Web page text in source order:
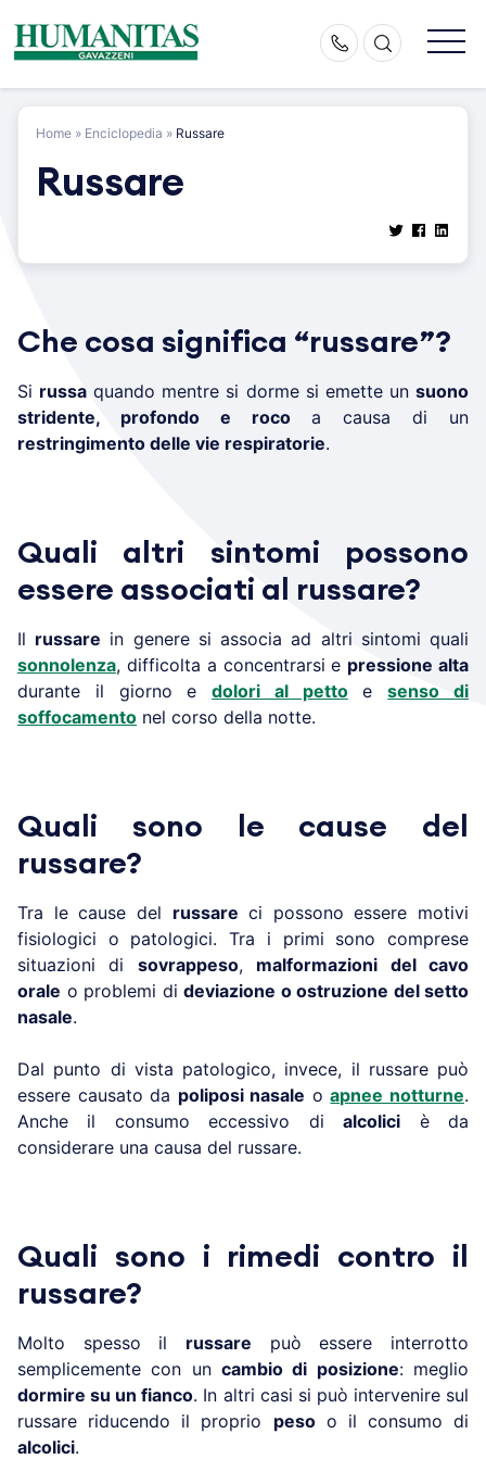
content
Home » Enciclopedia » Russare
Russare
Che cosa significa “russare”?
Si russa quando mentre si dorme si emette unsuono
stridente, profondo e rocoa causa di un
restringimento delle vie respiratorie.
Quali altri sintomi possono
essere associati al russare?
Il russare in genere si associa ad altri sintomi quali
sonnolenza, difficolta a concentrarsi e pressione alta
durante il giorno edolori al pettoesenso di
soffocamento nel corso della notte.
Quali sono le cause del
russare?
Tra le cause del russare ci possono essere motivi
fisiologici o patologici. Tra i primi sono comprese
situazioni di sovrappeso, malformazioni del cavo
orale o problemi di deviazione o ostruzione del setto
nasale.
Dal punto di vista patologico, invece, il russare può
essere causato da poliposi nasale oapnee notturne.
Anche il consumo eccessivo dialcolici è da
considerare una causa del russare.
Quali sono i rimedi contro il
russare?
Molto spesso il russare può essere interrotto
semplicemente con un cambio di posizione: meglio
dormire su un fianco. In altri casi si può intervenire sul
russare riducendo il proprio pesoo il consumo di
alcolici.